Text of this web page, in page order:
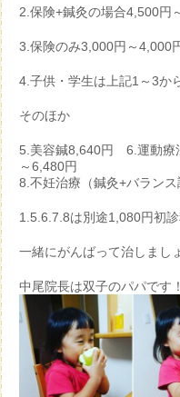
2.保険+鍼灸の場合4,500円
3.保険のみ3,000円～4,000
4.子供・学生は上記1～3か
そのほか
5.美容鍼8,640円 6.運動療
～6,480円
8.不妊治療（鍼灸+バラン
1.5.6.7.8は別途1,080円初診
一緒にがんばって治しまし
中尾院長は双子のパパです！